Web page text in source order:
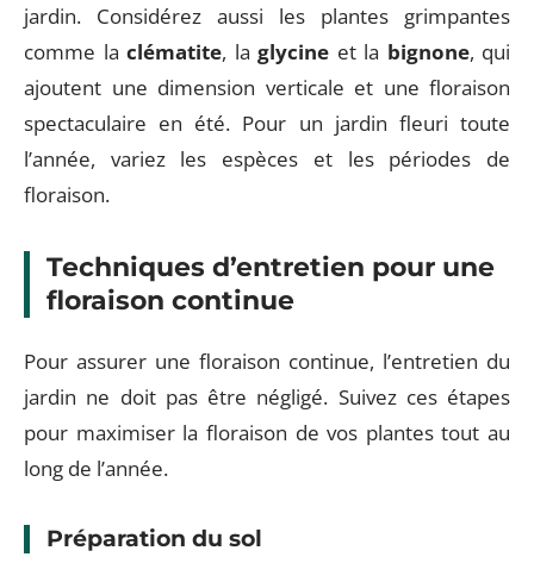
jardin. Considérez aussi les plantes grimpantes
comme la clématite, la glycine et la bignone, qui
ajoutent une dimension verticale et une floraison
spectaculaire en été. Pour un jardin fleuri toute
l’année, variez les espèces et les périodes de
floraison.
Techniques d’entretien pour une
floraison continue
Pour assurer une floraison continue, l’entretien du
jardin ne doit pas être négligé. Suivez ces étapes
pour maximiser la floraison de vos plantes tout au
long de l’année.
Préparation du sol